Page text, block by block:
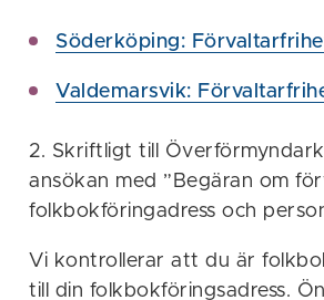
Söderköping:
Valdemarsvik:
2. Skriftligt till
ansökan med ”Begäran om
folkbokföringadress och
Vi kontrollerar att du är
till din folkbokföringsadress.